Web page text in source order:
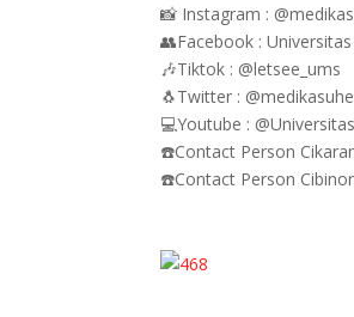
📸 Instagram :
👥Facebook :
🎶Tiktok : @letsee_ums
🐧Twitter :
💻Youtube :
☎️Contact Person
☎️Contact Person